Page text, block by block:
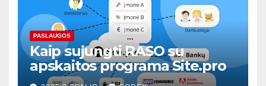
PASLAUGOS
Kaip sujungti RASO su
apskaitos programa Site.pro